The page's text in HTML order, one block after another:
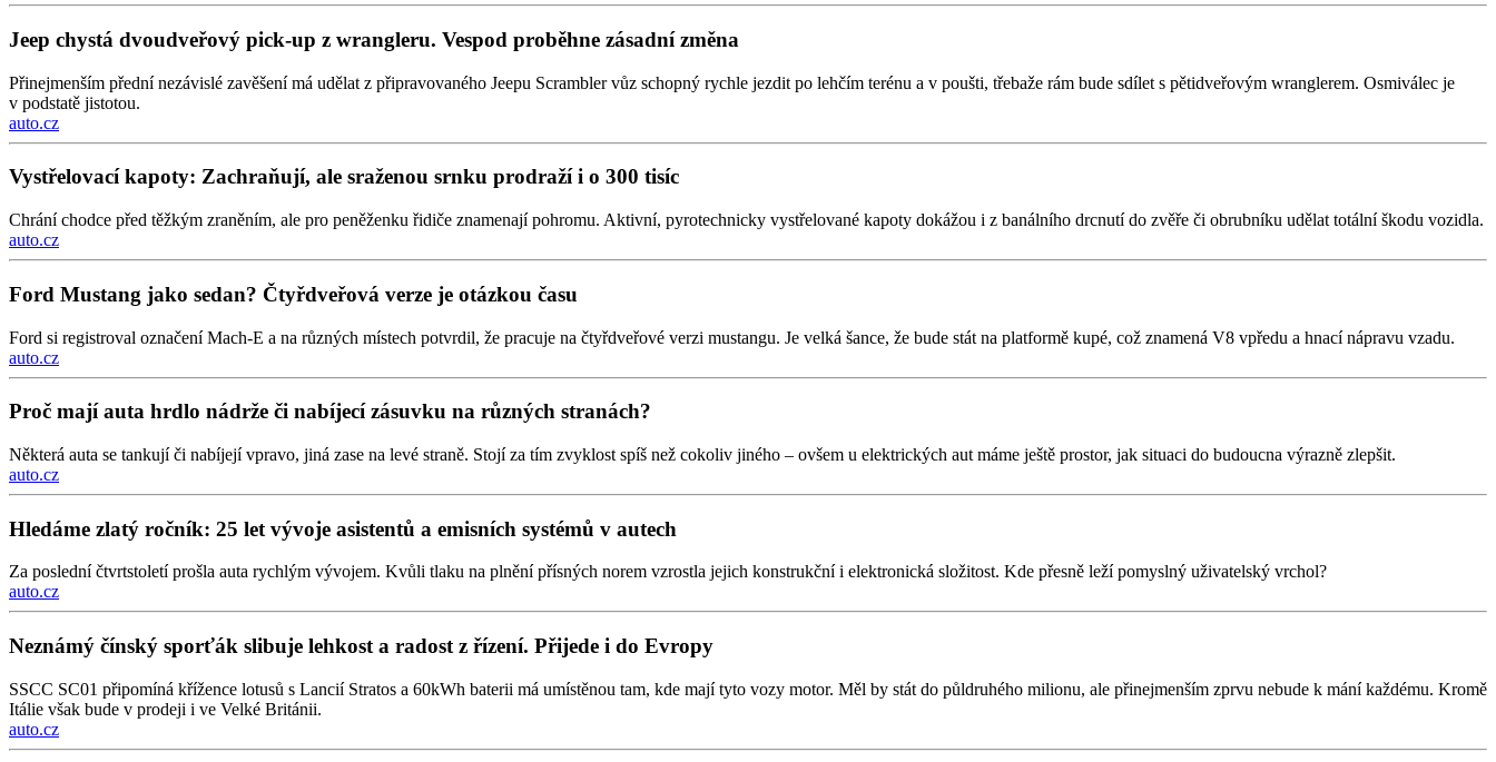
Jeep chystá dvoudveřový pick-up z wrangleru. Vespod proběhne zásadní změna
Přinejmenším přední nezávislé zavěšení má udělat z připravovaného Jeepu Scrambler vůz schopný rychle jezdit po lehčím terénu a v poušti, třebaže rám bude sdílet s pětidveřovým wranglerem. Osmiválec je
v podstatě jistotou.
auto.cz
Vystřelovací kapoty: Zachraňují, ale sraženou srnku prodraží i o 300 tisíc
Chrání chodce před těžkým zraněním, ale pro peněženku řidiče znamenají pohromu. Aktivní, pyrotechnicky vystřelované kapoty dokážou i z banálního drcnutí do zvěře či obrubníku udělat totální škodu vozidla.
auto.cz
Ford Mustang jako sedan? Čtyřdveřová verze je otázkou času
Ford si registroval označení Mach-E a na různých místech potvrdil, že pracuje na čtyřdveřové verzi mustangu. Je velká šance, že bude stát na platformě kupé, což znamená V8 vpředu a hnací nápravu vzadu.
auto.cz
Proč mají auta hrdlo nádrže či nabíjecí zásuvku na různých stranách?
Některá auta se tankují či nabíjejí vpravo, jiná zase na levé straně. Stojí za tím zvyklost spíš než cokoliv jiného – ovšem u elektrických aut máme ještě prostor, jak situaci do budoucna výrazně zlepšit.
auto.cz
Hledáme zlatý ročník: 25 let vývoje asistentů a emisních systémů v autech
Za poslední čtvrtstoletí prošla auta rychlým vývojem. Kvůli tlaku na plnění přísných norem vzrostla jejich konstrukční i elektronická složitost. Kde přesně leží pomyslný uživatelský vrchol?
auto.cz
Neznámý čínský sporťák slibuje lehkost a radost z řízení. Přijede i do Evropy
SSCC SC01 připomíná křížence lotusů s Lancií Stratos a 60kWh baterii má umístěnou tam, kde mají tyto vozy motor. Měl by stát do půldruhého milionu, ale přinejmenším zprvu nebude k mání každému. Kromě
Itálie však bude v prodeji i ve Velké Británii.
auto.cz